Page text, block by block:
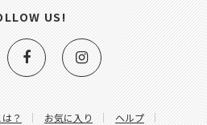
？ お気に入り ヘルプ
US!